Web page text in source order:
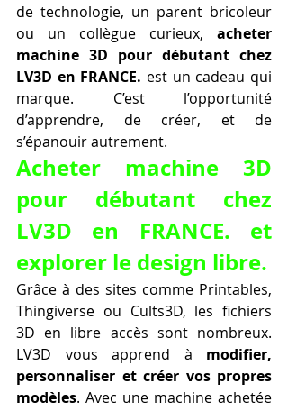
de technologie, un parent bricoleur
ou un collègue curieux, acheter
machine 3D pour débutant chez
LV3D en FRANCE. est un cadeau qui
marque. C’est l’opportunité
d’apprendre, de créer, et de
s’épanouir autrement.
Acheter machine 3D
pour débutant chez
LV3D en FRANCE. et
explorer le design libre.
Grâce à des sites comme Printables,
Thingiverse ou Cults3D, les fichiers
3D en libre accès sont nombreux.
LV3D vous apprend à modifier,
personnaliser et créer vos propres
modèles. Avec une machine achetée